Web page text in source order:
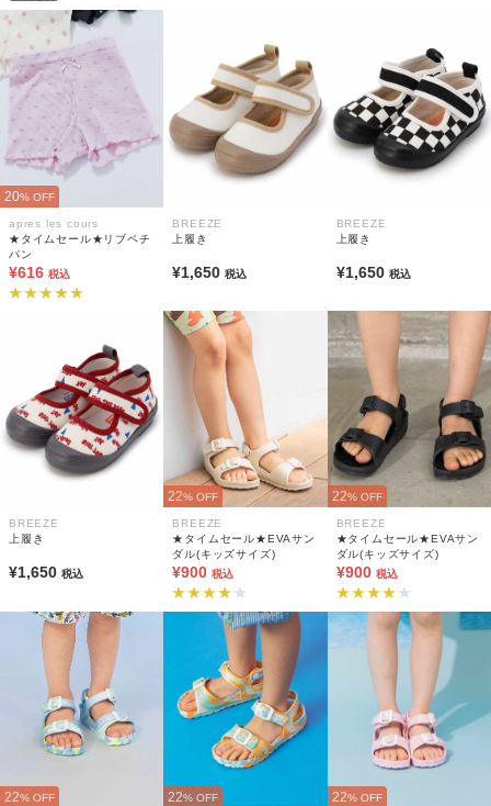
20% OFF
apres les cours
★タイムセール★リブペチ
パン
¥616 税込
BREEZE
上履き
¥1,650税込
BREEZE
上履き
¥1,650 税込
BREEZE
上履き
¥1,650 税込
22% OFF
BREEZE
★タイムセール★EVAサン
ダル(キッズサイズ)
¥900 税込
22% OFF
BREEZE
★タイムセール★EVAサン
ダル(キッズサイズ)
¥900 税込
22% OFF 22% OFF 22% OFF